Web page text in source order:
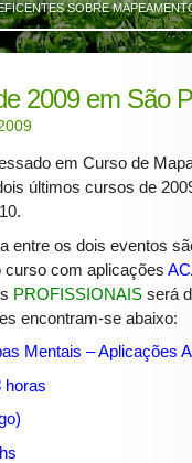
SOBRE
2009 em São
em Curso de
últimos cursos de
entre os dois eventos
curso com aplicações
PROFISSIONAIS será
encontram-se abaixo:
Mentais – Aplicações
horas